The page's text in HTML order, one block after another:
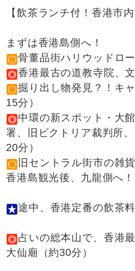
【飲茶ランチ付！香港市
まずは香港島側へ！
骨董品街ハリウッドロ
香港最古の道教寺院、
掘り出し物発見？！キ
15分）
中環の新スポット・大
署、旧ビクトリア裁判所
20分）
旧セントラル街市の雑
香港島観光後、九龍側へ！
途中、香港定番の飲茶
占いの総本山で、香港
大仙廟（約30分）